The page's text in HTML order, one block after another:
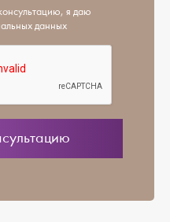
я даю
данных